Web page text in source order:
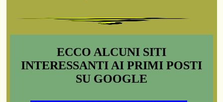
ECCO ALCUNI SITI
INTERESSANTI AI PRIMI POSTI
SU GOOGLE